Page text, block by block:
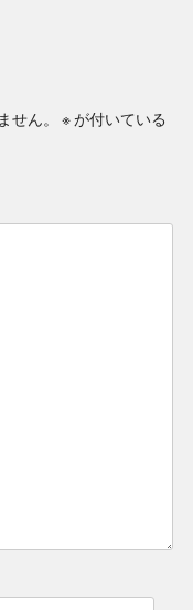
ん。 ※が付いている